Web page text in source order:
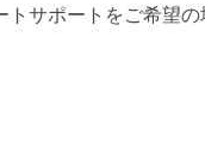
サポートをご希望